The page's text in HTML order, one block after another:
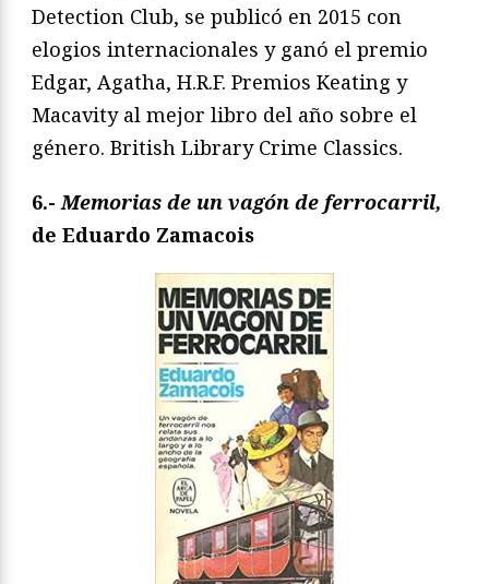
Detection Club, se publicó en 2015 con
elogios internacionales y ganó el premio
Edgar, Agatha, H.R.F. Premios Keating y
Macavity al mejor libro del año sobre el
género. British Library Crime Classics.
6.-Memorias de un vagón de ferrocarril,
de Eduardo Zamacois